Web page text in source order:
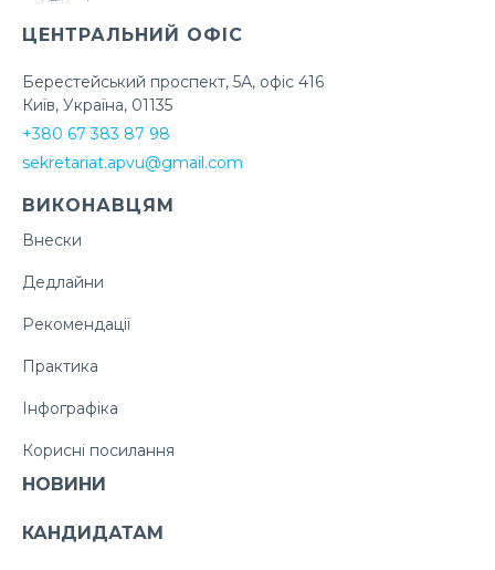
ЦЕНТРАЛЬНИЙ ОФІС
Берестейський проспект, 5А, офіс 416
Київ, Україна, 01135
+380 67 383 87 98
sekretariat.apvu@gmail.com
ВИКОНАВЦЯМ
Внески
Дедлайни
Рекомендації
Практика
Інфографіка
Корисні посилання
НОВИНИ
КАНДИДАТАМ